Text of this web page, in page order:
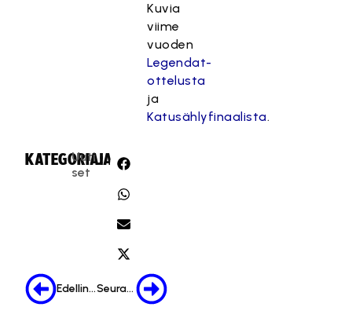
Kuvia
viime
vuoden
Legendat-
ottelusta
ja
Katusählyfinaalista.
KATEGORIA:
Uuti
set
JAA:
Edellinen Seuraava